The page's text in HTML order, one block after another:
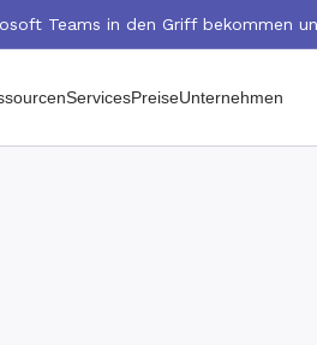
Teams in den Griff bekommen
ServicesPreiseUnternehmen